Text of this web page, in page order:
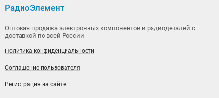
РадиоЭлемент
Оптовая продажа электронных компонентов и радиодеталей с
доставкой по всей России
Политика конфиденциальности
Соглашение пользователя
Регистрация на сайте